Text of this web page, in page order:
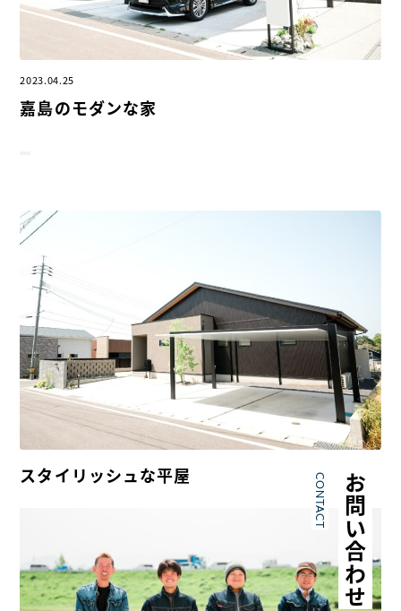
私たちについて
施工事例
職人紹介
施工の流れ
新着情報
2023.04.25
嘉島のモダンな家
スタイリッシュな平屋 CONTACT お問い合わせ